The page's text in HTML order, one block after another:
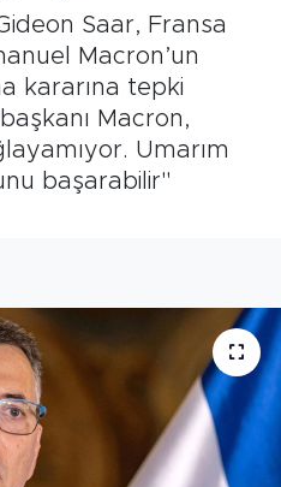
Saar, Fransa
Macron’un
kararına tepki
Macron,
Umarım
başarabilir"